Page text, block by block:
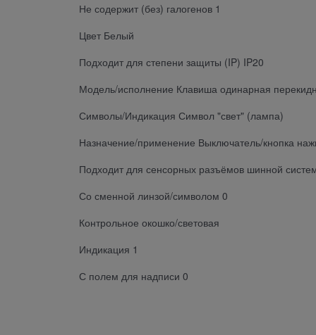
Не содержит (без) галогенов 1
Цвет Белый
Подходит для степени защиты (IP) IP20
Модель/исполнение Клавиша одинарная
Символы/Индикация Символ "свет" (лампа)
Назначение/применение Выключатель/кнопка
Подходит для сенсорных разъёмов шинной
Со сменной линзой/символом 0
Контрольное окошко/световая
Индикация 1
С полем для надписи 0